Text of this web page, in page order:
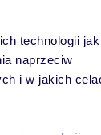
technologii jak
naprzeciw
i w jakich
Powiadom